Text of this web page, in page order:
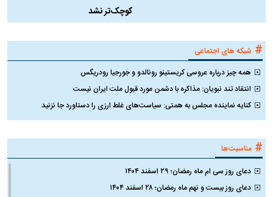
کوچک‌تر نشد
# شبکه های اجتماعی
همه چیز درباره عروسی کریستینو رونالدو و جورجیا رودریگس
انتقاد تند نبویان: مذاکره با دشمن مورد قبول ملت ایران نیست
کنایه نماینده مجلس به همتی: سیاست‌های غلط ارزی را دستاورد جا نزنید
# مناسبت‌ها
دعای روز سی ام ماه رمضان؛ ۲۹ اسفند ۱۴۰۴
دعای روز بیست و نهم ماه رمضان؛ ۲۸ اسفند ۱۴۰۴